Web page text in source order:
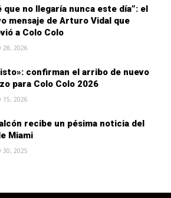
que no llegaría nunca este día”: el
mensaje de Arturo Vidal que
a Colo Colo
28, 2026
confirman el arribo de nuevo
para Colo Colo 2026
15, 2026
recibe un pésima noticia del
Miami
30, 2025